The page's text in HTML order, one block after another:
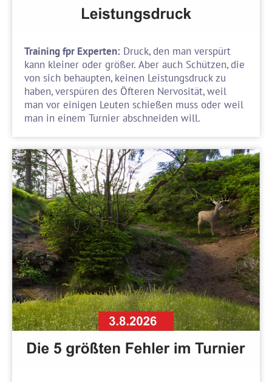
Training fpr Experten: Druck, den man verspürt
kann kleiner oder größer. Aber auch Schützen, die
von sich behaupten, keinen Leistungsdruck zu
haben, verspüren des Öfteren Nervosität, weil
man vor einigen Leuten schießen muss oder weil
man in einem Turnier abschneiden will.